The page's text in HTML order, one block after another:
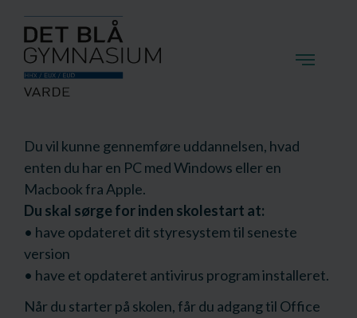
Du vil kunne gennemføre uddannelsen, hvad
enten du har en PC med Windows eller en
Macbook fra Apple.
Du skal sørge for inden skolestart at:
• have opdateret dit styresystem til seneste
version
• have et opdateret antivirus program installeret.
Når du starter på skolen, får du adgang til Office